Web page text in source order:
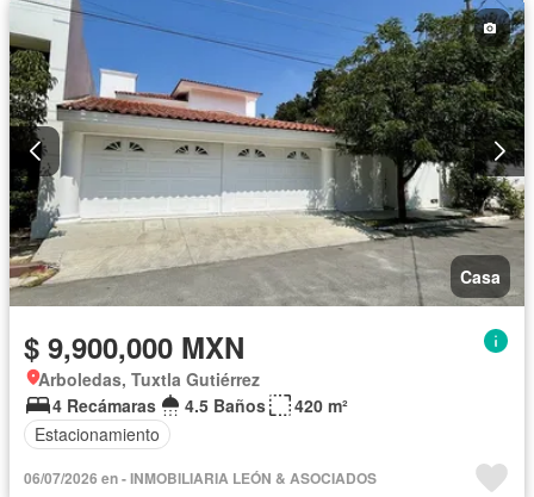
Casa
$ 9,900,000 MXN
Arboledas, Tuxtla Gutiérrez
4 Recámaras
4.5 Baños
420 m²
Estacionamiento
06/07/2026 en - INMOBILIARIA LEÓN & ASOCIADOS